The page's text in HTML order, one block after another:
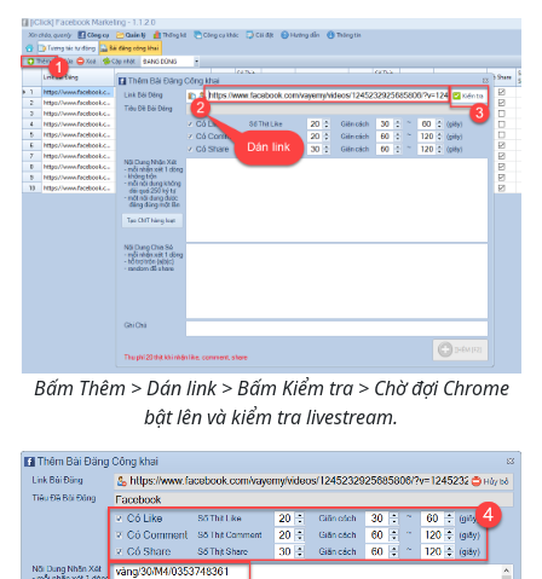
Bấm Thêm > Dán link > Bấm Kiểm tra > Chờ đợi Chrome
bật lên và kiểm tra livestream.